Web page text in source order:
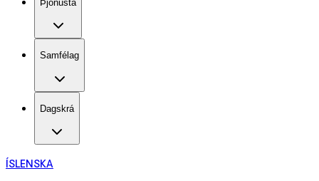
Þjónusta
Samfélag
Dagskrá
ÍSLENSKA